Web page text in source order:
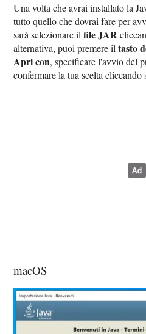
Una volta che avrai installato la
tutto quello che dovrai fare per
sarà selezionare ilfile JAR
alternativa, puoi premere iltasto
Apri con, specificare l'avvio del
confermare la tua scelta
macOS